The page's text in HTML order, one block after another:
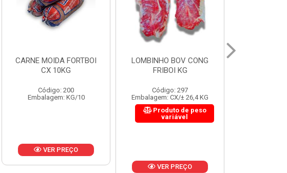
LOMBINHO BOV CONG
FRIBOI KG
Código: 297
Embalagem: CX/± 26,4 KG
VER PREÇO
FIGADO BOV CONG FRIBOI
KG
Código: 222
Embalagem: CX/± 30,12 KG
Produto de peso
variável
VER PREÇO